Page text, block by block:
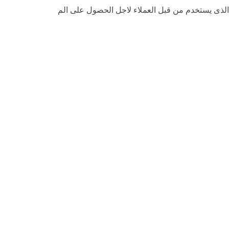
الذى يستخدم من قبل العملاء لاجل الحصول على الم